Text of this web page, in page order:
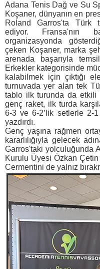
Adana Tenis Dağ ve Su
Koşaner, dünyanın en
Roland Garros'ta Türk
ediyor. Fransa'nın
organizasyonda
çeken Koşaner, marka
arenada başarıyla
Erkekler kategorisinde
kalabilmek için çıktığı
turnuvada yer alan tek
tablo ilk turunda da etkili
genç raket, ilk turda
6-3 ve 6-2’lik setlerle 2-
yazdırdı.
Genç yaşına rağmen
kararlılığıyla gelecek
Garros'taki yolculuğunda
Kurulu Üyesi Özkan
Cermentini de yalnız